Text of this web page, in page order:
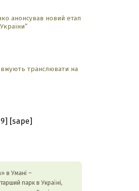
анонсував новий етап
транслювати на
[sape]
в Умані –
парк в Україні,